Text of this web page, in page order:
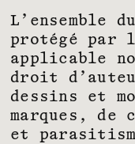
L’ensemble
protégé par
applicable
droit
dessins et
marques, de
et